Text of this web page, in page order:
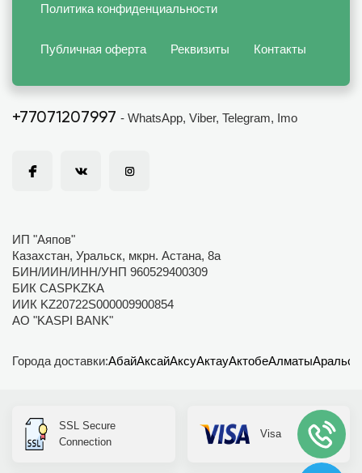
Политика конфиденциальности
Публичная оферта Реквизиты Контакты
+77071207997 - WhatsApp, Viber, Telegram, Imo
ИП "Аяпов"
Казахстан, Уральск, мкрн. Астана, 8а
БИН/ИИН/ИНН/УНП 960529400309
БИК CASPKZKA
ИИК KZ20722S000009900854
АО "KASPI BANK"
Города доставки:АбайАксайАксуАктауАктобеАлматыАральск
SSL Secure
Connection
Visa